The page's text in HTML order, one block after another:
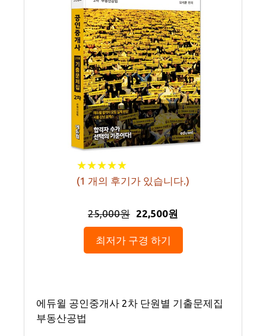
★★★★★
★★★★★
(1 개의 후기가 있습니다.)
25,000원 22,500원
최저가 구경 하기
에듀윌 공인중개사 2차 단원별 기출문제집
부동산공법